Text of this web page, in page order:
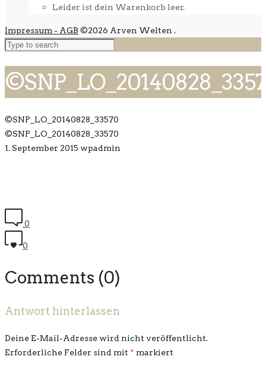
Leider ist dein Warenkorb leer.
Impressum - AGB ©2026 Arven Welten .
©SNP_LO_20140828_33570
©SNP_LO_20140828_33570
1. September 2015 wpadmin
0
0
Comments (0)
Antwort hinterlassen
Deine E-Mail-Adresse wird nicht veröffentlicht.
Erforderliche Felder sind mit * markiert